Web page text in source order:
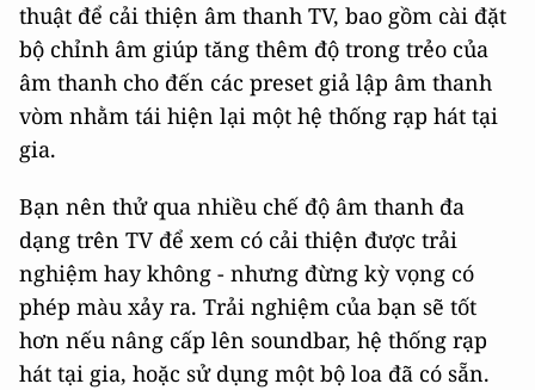
thuật để cải thiện âm thanh TV, bao gồm cài đặt
bộ chỉnh âm giúp tăng thêm độ trong trẻo của
âm thanh cho đến các preset giả lập âm thanh
vòm nhằm tái hiện lại một hệ thống rạp hát tại
gia.
Bạn nên thử qua nhiều chế độ âm thanh đa
dạng trên TV để xem có cải thiện được trải
nghiệm hay không - nhưng đừng kỳ vọng có
phép màu xảy ra. Trải nghiệm của bạn sẽ tốt
hơn nếu nâng cấp lên soundbar, hệ thống rạp
hát tại gia, hoặc sử dụng một bộ loa đã có sẵn.